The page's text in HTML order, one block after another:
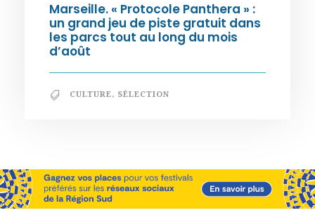
Marseille. « Protocole Panthera » :
un grand jeu de piste gratuit dans
les parcs tout au long du mois
d’août
CULTURE, SÉLECTION